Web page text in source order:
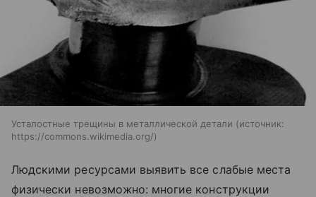
Усталостные трещины в металлической детали
источник:
https://commons.wikimedia.org/
Людскими ресурсами выявить все слабые места
физически невозможно: многие конструкции